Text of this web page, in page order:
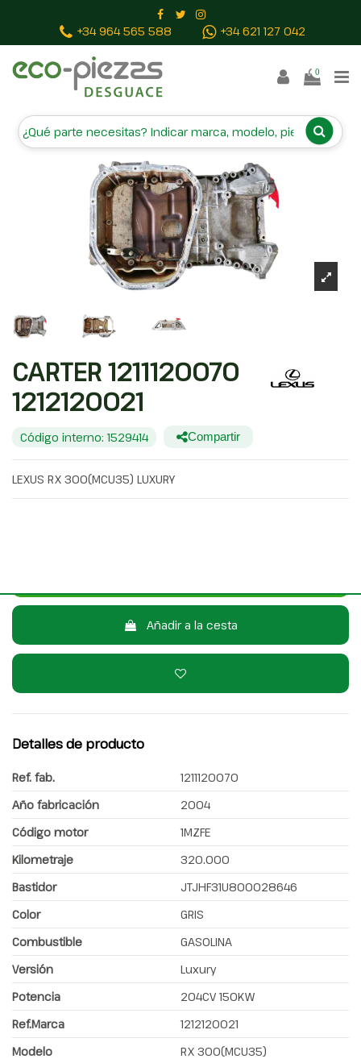
+34 964 565 588 +34 621 127 042
0
CARTER 1211120070 1212120021
CARTER 1211120070
1212120021
Código interno: 1529414 Compartir
LEXUS RX 300(MCU35) LUXURY
Añadir a la cesta
Detalles de producto
Ref. fab.
1211120070
Año fabricación
2004
Código motor
1MZFE
Kilometraje
320.000
Bastidor
JTJHF31U800028646
Color
GRIS
Combustible
GASOLINA
Versión
Luxury
Potencia
204CV 150KW
Ref.Marca
1212120021
Modelo
RX 300(MCU35)